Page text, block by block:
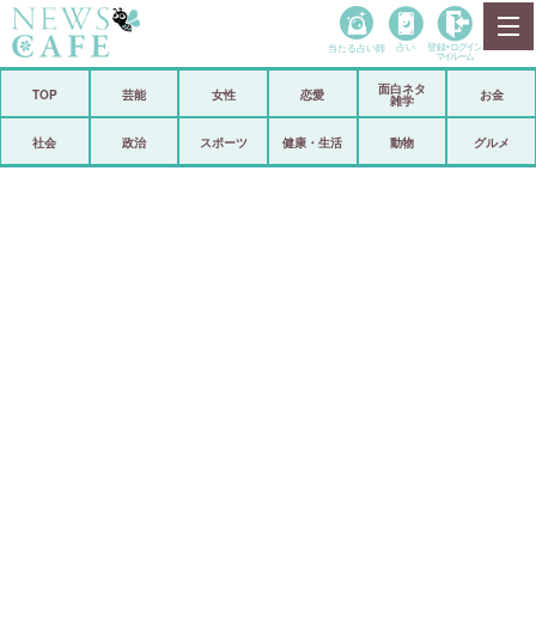
政治
当たる占い師 占い 登録• ログイン
マイルーム
TOP 芸能 女性 恋愛
面白ネタ
雑学
お金
社会 政治 スポーツ 健康・生活 動物 グルメ